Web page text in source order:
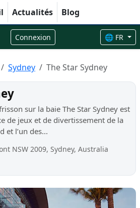
Actualités Blog
Connexion 🌐 FR
Sydney The Star Sydney
sur la baie The Star Sydney est
de jeux et de divertissement de la
et l’un des...
NSW 2009, Sydney, Australia